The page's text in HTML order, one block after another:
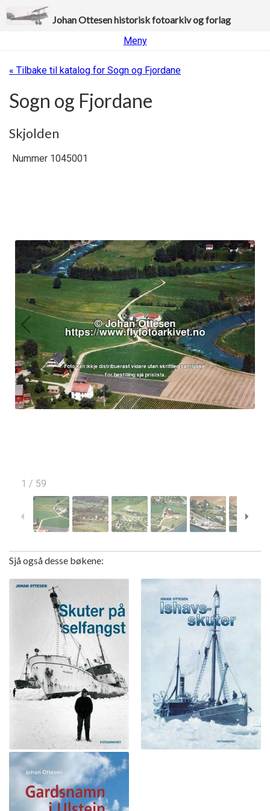
Johan Ottesen historisk fotoarkiv og forlag
Meny
« Tilbake til katalog for Sogn og Fjordane
Sogn og Fjordane
Skjolden
1 / 59
Nummer 1045001
Sjå også desse bøkene: